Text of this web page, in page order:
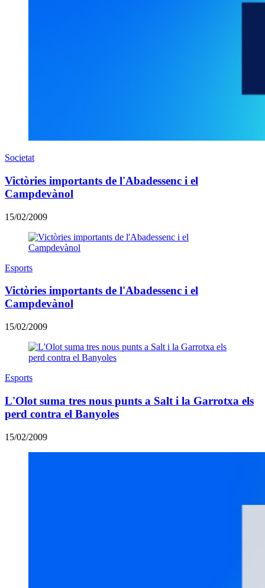
Societat
Victòries importants de l'Abadessenc i el
Campdevànol
15/02/2009
Esports
Victòries importants de l'Abadessenc i el
Campdevànol
15/02/2009
Esports
L'Olot suma tres nous punts a Salt i la Garrotxa els
perd contra el Banyoles
15/02/2009